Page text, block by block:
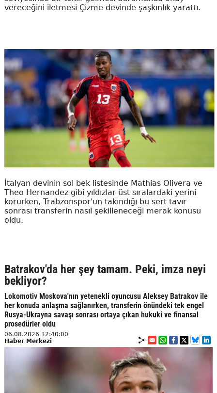
vereceğini iletmesi Çizme devinde şaşkınlık yarattı.
İtalyan devinin sol bek listesinde Mathias Olivera ve
Theo Hernandez gibi yıldızlar üst sıralardaki yerini
korurken, Trabzonspor'un takındığı bu sert tavır
sonrası transferin nasıl şekilleneceği merak konusu
oldu.
Batrakov'da her şey tamam. Peki, imza neyi
bekliyor?
Lokomotiv Moskova'nın yetenekli oyuncusu Aleksey Batrakov ile
her konuda anlaşma sağlanırken, transferin önündeki tek engel
Rusya-Ukrayna savaşı sonrası ortaya çıkan hukuki ve finansal
prosedürler oldu
06.08.2026 12:40:00
Haber Merkezi